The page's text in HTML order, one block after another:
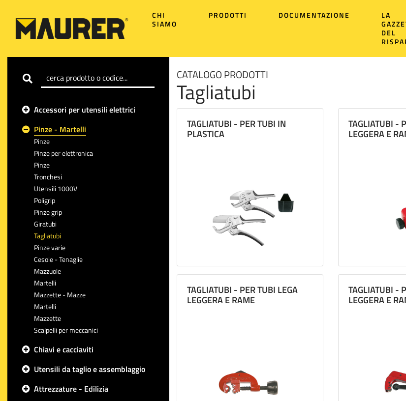
CHI
SIAMO
PRODOTTI DOCUMENTAZIONE
LA
DEL
Accessori per utensili elettrici
Pinze - Martelli
Pinze
Pinze per elettronica
Pinze
Tronchesi
Utensili 1000V
Poligrip
Pinze grip
Giratubi
Tagliatubi
Pinze varie
Cesoie - Tenaglie
Mazzuole
Martelli
Mazzette - Mazze
Martelli
Mazzette
Scalpelli per meccanici
Chiavi e cacciaviti
Utensili da taglio e assemblaggio
Attrezzature - Edilizia
CATALOGO PRODOTTI
Tagliatubi
TAGLIATUBI - PER TUBI IN
PLASTICA
TAGLIATUBI -
LEGGERA E
TAGLIATUBI - PER TUBI LEGA
LEGGERA E RAME
TAGLIATUBI -
LEGGERA E